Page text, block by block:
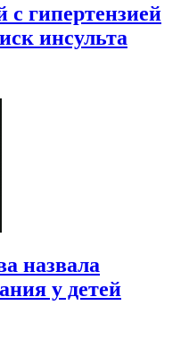
с гипертензией
инсульта
назвала
у детей